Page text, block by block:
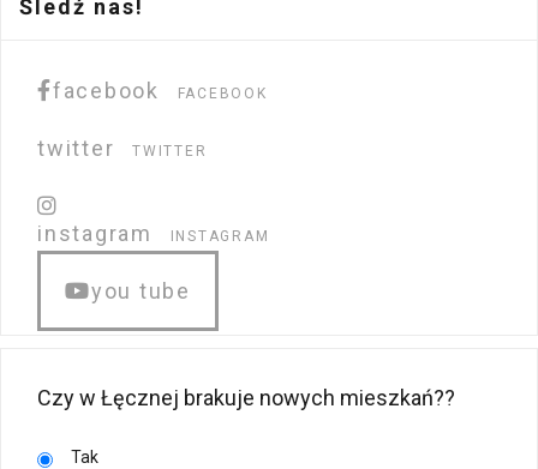
Śledź nas!
facebook FACEBOOK
twitter TWITTER
instagram INSTAGRAM
you tube
Czy w Łęcznej brakuje nowych mieszkań??
Tak